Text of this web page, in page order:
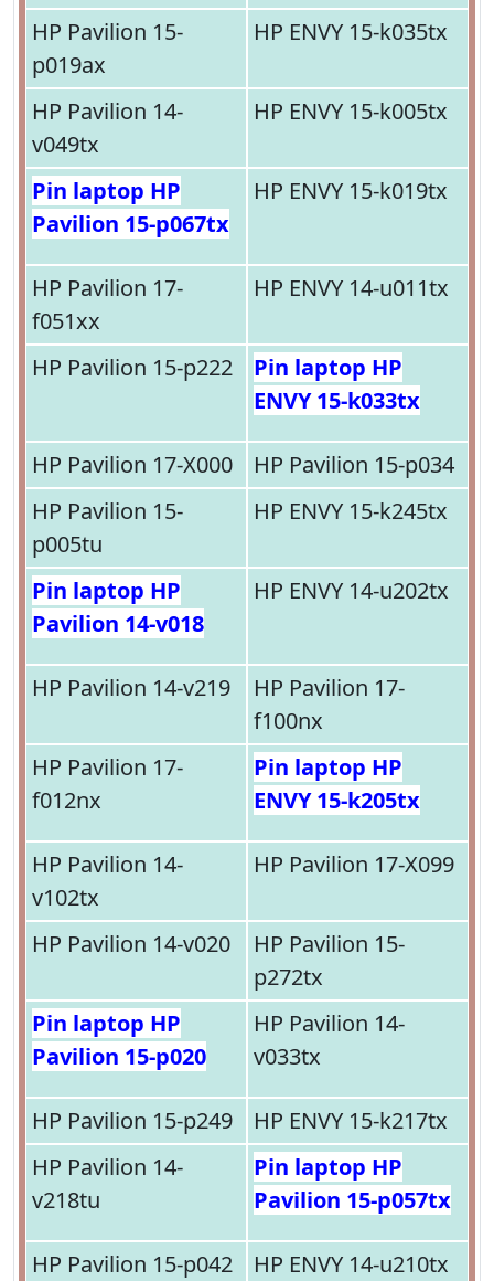
HP Pavilion 15-
p019ax
HP ENVY 15-k035tx
HP Pavilion 14-
v049tx
HP ENVY 15-k005tx
Pin laptop HP
Pavilion 15-p067tx
HP ENVY 15-k019tx
HP Pavilion 17-
f051xx
HP ENVY 14-u011tx
HP Pavilion 15-p222
Pin laptop HP
ENVY 15-k033tx
HP Pavilion 17-X000
HP Pavilion 15-p034
HP Pavilion 15-
p005tu
HP ENVY 15-k245tx
Pin laptop HP
Pavilion 14-v018
HP ENVY 14-u202tx
HP Pavilion 14-v219
HP Pavilion 17-
f100nx
HP Pavilion 17-
f012nx
Pin laptop HP
ENVY 15-k205tx
HP Pavilion 14-
v102tx
HP Pavilion 17-X099
HP Pavilion 14-v020
HP Pavilion 15-
p272tx
Pin laptop HP
Pavilion 15-p020
HP Pavilion 14-
v033tx
HP Pavilion 15-p249
HP ENVY 15-k217tx
HP Pavilion 14-
v218tu
Pin laptop HP
Pavilion 15-p057tx
HP Pavilion 15-p042
HP ENVY 14-u210tx